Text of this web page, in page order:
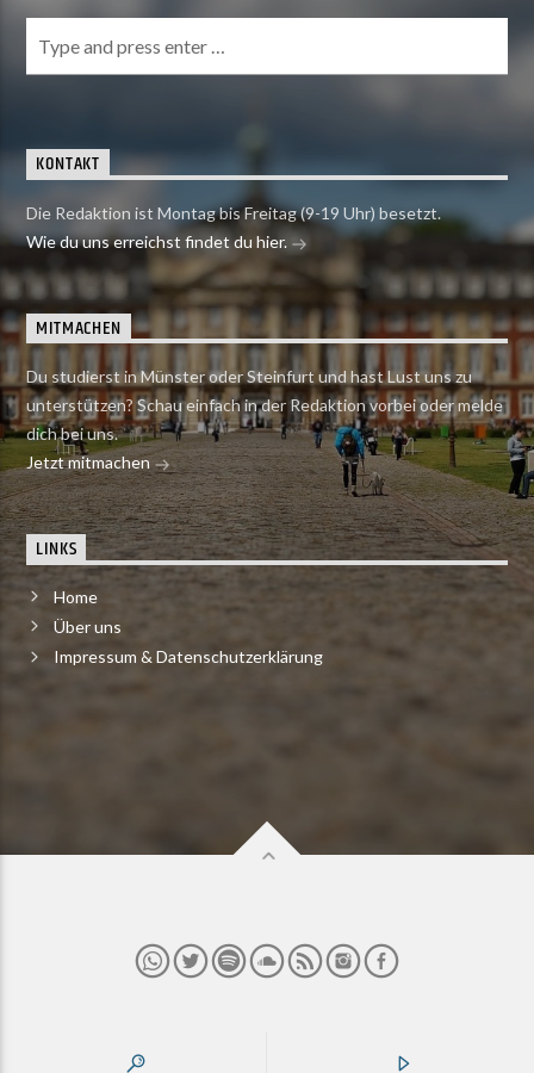
KONTAKT
Die Redaktion ist Montag bis Freitag (9-19 Uhr) besetzt.
Wie du uns erreichst findet du hier.
MITMACHEN
Du studierst in Münster oder Steinfurt und hast Lust uns zu
unterstützen? Schau einfach in der Redaktion vorbei oder melde
dich bei uns.
Jetzt mitmachen
LINKS
Home
Über uns
Impressum & Datenschutzerklärung